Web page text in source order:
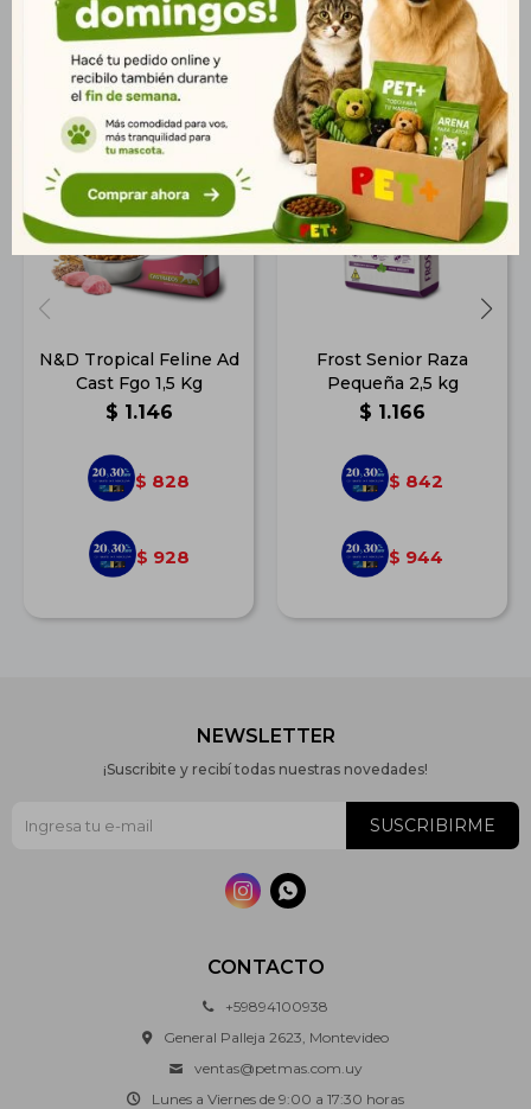
Productos que te pueden interesar
N&D Tropical Feline Ad
Cast Fgo 1,5 Kg
$ 1.146
$ 828
$ 928
Frost Senior Raza
Pequeña 2,5 kg
$ 1.166
$ 842
$ 944
CONTACTO
+59894100938
General Palleja 2623, Montevideo
ventas@petmas.com.uy
Lunes a Viernes de 9:00 a 17:30 horas
NEWSLETTER
¡Suscribite y recibí todas nuestras novedades!
SUSCRIBIRME
 